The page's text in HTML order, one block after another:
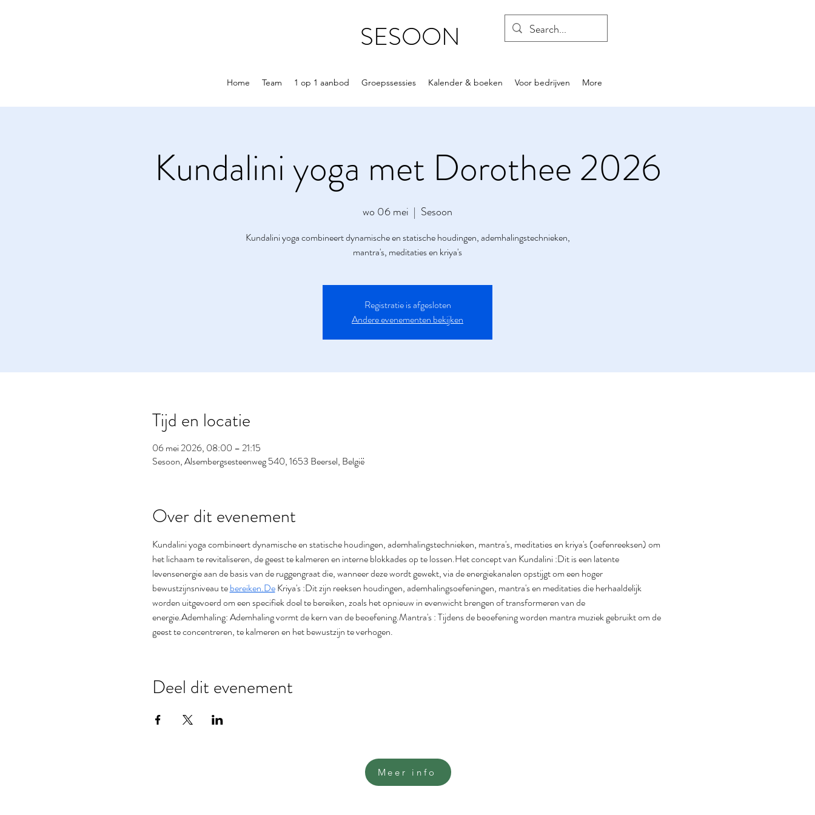
SESOON
Home Team 1 op 1 aanbod Groepssessies Kalender & boeken Voor bedrijven More
Kundalini yoga met Dorothee 2026
wo 06 mei
  |
Sesoon
Kundalini yoga combineert dynamische en statische houdingen, ademhalingstechnieken,
mantra's, meditaties en kriya's
Registratie is afgesloten
Andere evenementen bekijken
Tijd en locatie
06 mei 2026, 08:00 – 21:15
Sesoon, Alsembergsesteenweg 540, 1653 Beersel, België
Over dit evenement
Kundalini yoga combineert dynamische en statische houdingen, ademhalingstechnieken, mantra's, meditaties en kriya's (oefenreeksen) om
het lichaam te revitaliseren, de geest te kalmeren en interne blokkades op te lossen.Het concept van Kundalini :Dit is een latente
levensenergie aan de basis van de ruggengraat die, wanneer deze wordt gewekt, via de energiekanalen opstijgt om een hoger
bewustzijnsniveau te bereiken.De Kriya's :Dit zijn reeksen houdingen, ademhalingsoefeningen, mantra's en meditaties die herhaaldelijk
worden uitgevoerd om een specifiek doel te bereiken, zoals het opnieuw in evenwicht brengen of transformeren van de
energie.Ademhaling: Ademhaling vormt de kern van de beoefening.Mantra's : Tijdens de beoefening worden mantra muziek gebruikt om de
geest te concentreren, te kalmeren en het bewustzijn te verhogen.
Deel dit evenement
Meer info